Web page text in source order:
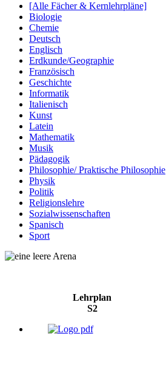
[Alle Fächer & Kernlehrpläne]
Biologie
Chemie
Deutsch
Englisch
Erdkunde/Geographie
Französisch
Geschichte
Informatik
Italienisch
Kunst
Latein
Mathematik
Musik
Pädagogik
Philosophie/ Praktische Philosophie
Physik
Politik
Religionslehre
Sozialwissenschaften
Spanisch
Sport
Lehrplan
S2